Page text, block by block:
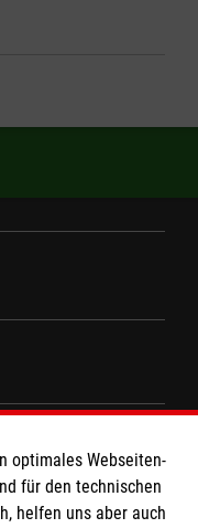
optimales Webseiten-
für den technischen
helfen uns aber auch